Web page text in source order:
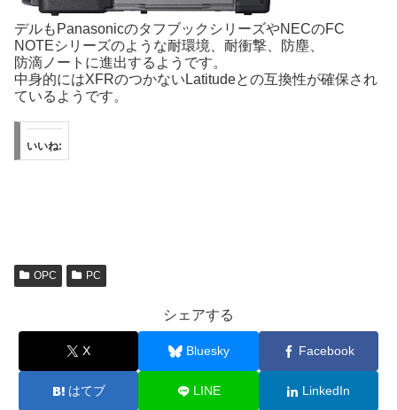
デルもPanasonicのタフブックシリーズやNECのFC
NOTEシリーズのような耐環境、耐衝撃、防塵、
防滴ノートに進出するようです。
中身的にはXFRのつかないLatitudeとの互換性が確保され
ているようです。
いいね:
OPC PC
シェアする
X Bluesky Facebook
はてブ LINE LinkedIn